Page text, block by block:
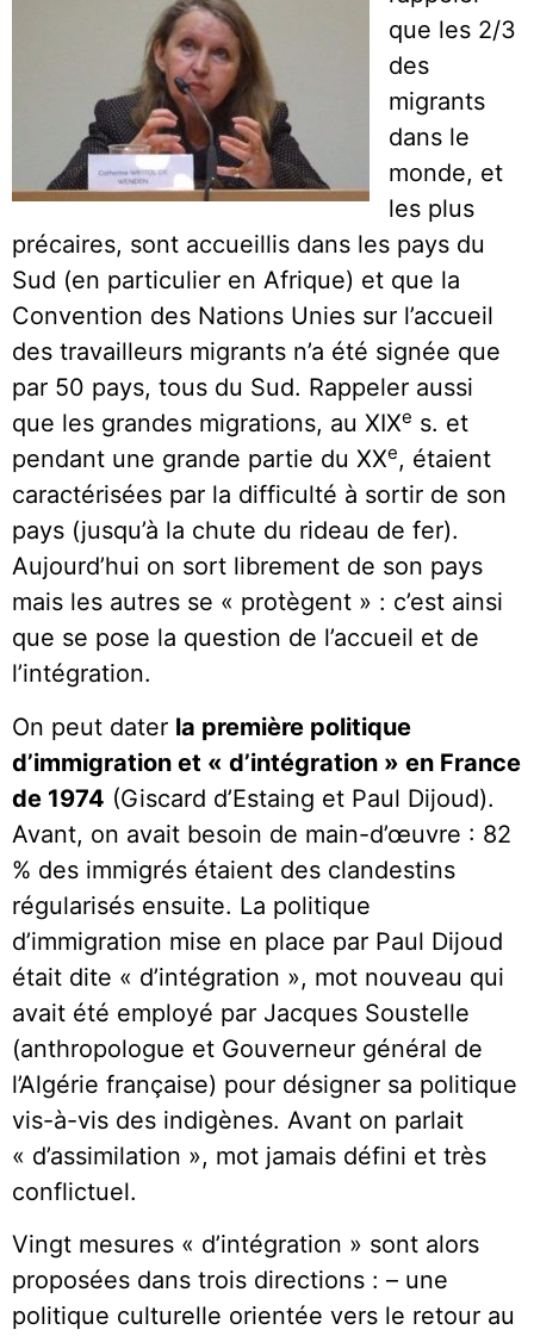
que les 2/3
des
migrants
dans le
monde, et
les plus
précaires, sont accueillis dans les pays du
Sud (en particulier en Afrique) et que la
Convention des Nations Unies sur l’accueil
des travailleurs migrants n’a été signée que
par 50 pays, tous du Sud. Rappeler aussi
que les grandes migrations, au XIXe s. et
pendant une grande partie du XXe, étaient
caractérisées par la difficulté à sortir de son
pays (jusqu’à la chute du rideau de fer).
Aujourd’hui on sort librement de son pays
mais les autres se « protègent » : c’est ainsi
que se pose la question de l’accueil et de
l’intégration.
On peut dater la première politique
d’immigration et « d’intégration » en France
de 1974 (Giscard d’Estaing et Paul Dijoud).
Avant, on avait besoin de main-d’œuvre : 82
% des immigrés étaient des clandestins
régularisés ensuite. La politique
d’immigration mise en place par Paul Dijoud
était dite « d’intégration », mot nouveau qui
avait été employé par Jacques Soustelle
(anthropologue et Gouverneur général de
l’Algérie française) pour désigner sa politique
vis-à-vis des indigènes. Avant on parlait
« d’assimilation », mot jamais défini et très
conflictuel.
Vingt mesures « d’intégration » sont alors
proposées dans trois directions : – une
politique culturelle orientée vers le retour au